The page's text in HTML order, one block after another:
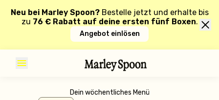
Neu bei Marley Spoon? Bestelle jetzt und erhalte bis
zu 76 € Rabatt auf deine ersten fünf Boxen.
Angebot einlösen
Dein wöchentliches Menü